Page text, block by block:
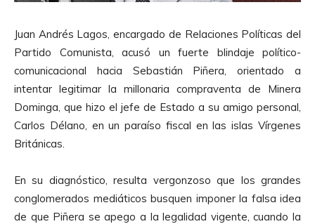
Juan Andrés Lagos, encargado de Relaciones Políticas del
Partido Comunista, acusó un fuerte blindaje político-
comunicacional hacia Sebastián Piñera, orientado a
intentar legitimar la millonaria compraventa de Minera
Dominga, que hizo el jefe de Estado a su amigo personal,
Carlos Délano, en un paraíso fiscal en las islas Vírgenes
Británicas.
En su diagnóstico, resulta vergonzoso que los grandes
conglomerados mediáticos busquen imponer la falsa idea
de que Piñera se apego a la legalidad vigente, cuando la